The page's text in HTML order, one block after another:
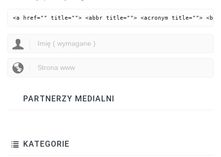
<a href="" title=""> <abbr title=""> <acronym title=""> <b>
PARTNERZY MEDIALNI
KATEGORIE